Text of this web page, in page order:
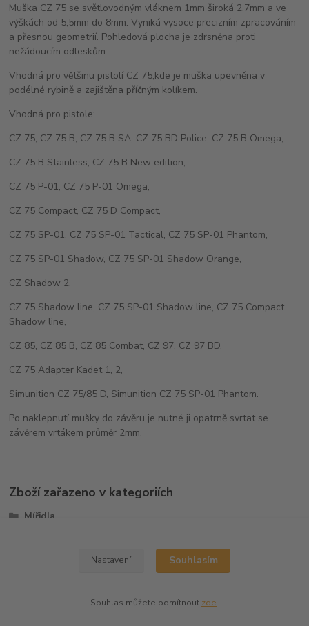
Muška CZ 75 se světlovodným vláknem 1mm široká 2,7mm a ve
výškách od 5,5mm do 8mm. Vyniká vysoce precizním zpracováním
a přesnou geometrií. Pohledová plocha je zdrsněna proti
nežádoucím odleskům.
Vhodná pro většinu pistolí CZ 75,kde je muška upevněna v
podélné rybině a zajištěna příčným kolíkem.
Vhodná pro pistole:
CZ 75, CZ 75 B, CZ 75 B SA, CZ 75 BD Police, CZ 75 B Omega,
CZ 75 B Stainless, CZ 75 B New edition,
CZ 75 P-01, CZ 75 P-01 Omega,
CZ 75 Compact, CZ 75 D Compact,
CZ 75 SP-01, CZ 75 SP-01 Tactical, CZ 75 SP-01 Phantom,
CZ 75 SP-01 Shadow, CZ 75 SP-01 Shadow Orange,
CZ Shadow 2,
CZ 75 Shadow line, CZ 75 SP-01 Shadow line, CZ 75 Compact
Shadow line,
CZ 85, CZ 85 B, CZ 85 Combat, CZ 97, CZ 97 BD.
CZ 75 Adapter Kadet 1, 2,
Simunition CZ 75/85 D, Simunition CZ 75 SP-01 Phantom.
Po naklepnutí mušky do závěru je nutné ji opatrně svrtat se
závěrem vrtákem průměr 2mm.
Zboží zařazeno v kategoriích
Mířidla
Nastavení Souhlasím
Souhlas můžete odmítnout zde.